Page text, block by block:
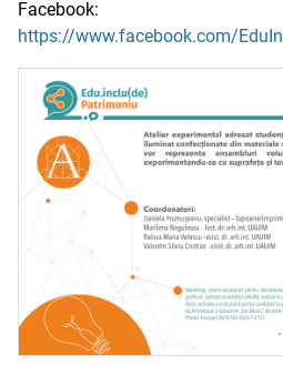
Facebook:
https://www.facebook.com/